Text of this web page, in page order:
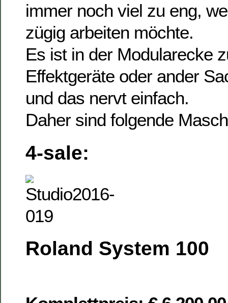
immer noch viel zu eng,
zügig arbeiten möchte.
Es ist in der Modularecke
Effektgeräte oder ander
und das nervt einfach.
Daher sind folgende
4-sale:
Roland System 100